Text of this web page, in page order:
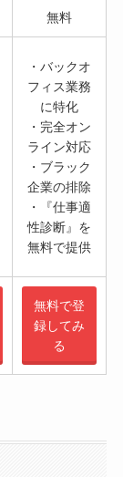
無料
・バックオ
フィス業務
に特化
・完全オン
ライン対応
・ブラック
企業の排除
・『仕事適
性診断』を
無料で提供
無料で登
録してみ
る